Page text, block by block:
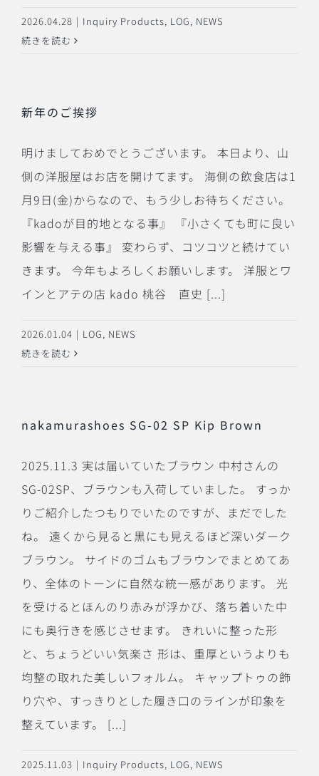
2026.04.28 | Inquiry Products, LOG, NEWS
続きを読む
新年のご挨拶
明けましておめでとうございます。 本日より、山
側の洋服屋はお店を開けてます。 海側の飲食店は1
月9日(金)からなので、もう少しお待ちください。
『kadoが目的地となる事』 『小さくても町に良い
影響を与える事』 変わらず、コツコツと続けてい
きます。 今年もよろしくお願いします。 洋服とワ
インとアテの店 kado 桃谷 直史 [...]
2026.01.04 | LOG, NEWS
続きを読む
nakamurashoes SG-02 SP Kip Brown
2025.11.3 実は届いていたブラウン 中村さんの
SG-02SP、ブラウンも入荷していました。 すっか
りご紹介したつもりでいたのですが、まだでした
ね。 遠くから見ると黒にも見えるほど深いダーク
ブラウン。 サイドのゴムもブラウンでまとめてあ
り、全体のトーンに自然な統一感があります。 光
を受けるとほんのり赤みが浮かび、落ち着いた中
にも奥行きを感じさせます。 きれいに整った形
と、ちょうどいい気楽さ 形は、重厚というよりも
均整の取れた美しいフォルム。 キャップトゥの飾
り穴や、すっきりとした履き口のラインが印象を
整えています。 [...]
2025.11.03 | Inquiry Products, LOG, NEWS